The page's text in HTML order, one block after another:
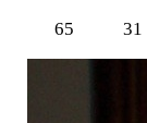
65
31